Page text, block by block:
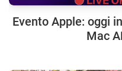
Evento Apple: oggi
Mac